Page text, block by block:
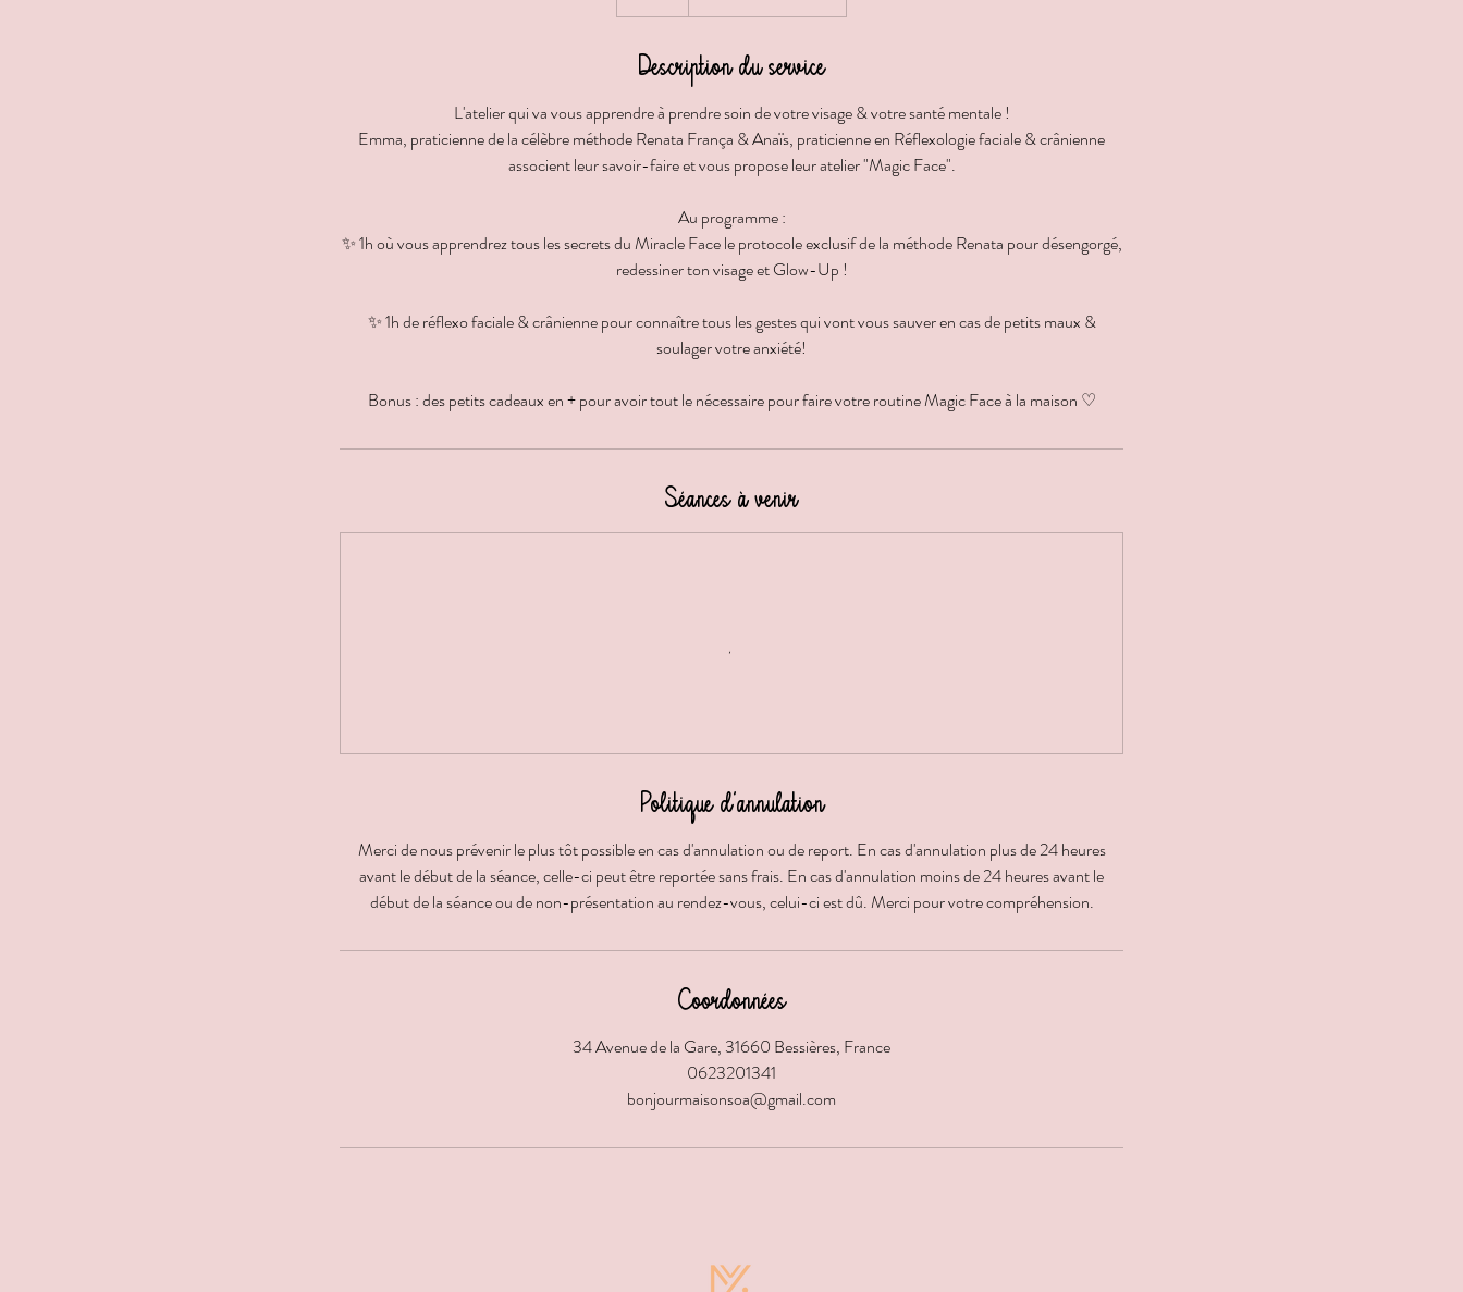
Description du service
L'atelier qui va vous apprendre à prendre soin de votre visage & votre santé mentale !
Emma, praticienne de la célèbre méthode Renata França & Anaïs, praticienne en Réflexologie faciale & crânienne
associent leur savoir-faire et vous propose leur atelier "Magic Face".
Au programme :
✨ 1h où vous apprendrez tous les secrets du Miracle Face le protocole exclusif de la méthode Renata pour désengorgé,
redessiner ton visage et Glow-Up !
✨ 1h de réflexo faciale & crânienne pour connaître tous les gestes qui vont vous sauver en cas de petits maux &
soulager votre anxiété!
Bonus : des petits cadeaux en + pour avoir tout le nécessaire pour faire votre routine Magic Face à la maison ♡
Séances à venir
Politique d'annulation
Merci de nous prévenir le plus tôt possible en cas d'annulation ou de report. En cas d'annulation plus de 24 heures
avant le début de la séance, celle-ci peut être reportée sans frais. En cas d'annulation moins de 24 heures avant le
début de la séance ou de non-présentation au rendez-vous, celui-ci est dû. Merci pour votre compréhension.
Coordonnées
34 Avenue de la Gare, 31660 Bessières, France
0623201341
bonjourmaisonsoa@gmail.com